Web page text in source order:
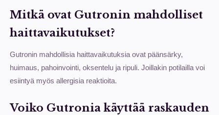
Mitkä ovat Gutronin mahdolliset
haittavaikutukset?
Gutronin mahdollisia haittavaikutuksia ovat päänsärky,
huimaus, pahoinvointi, oksentelu ja ripuli. Joillakin potilailla voi
esiintyä myös allergisia reaktioita.
Voiko Gutronia käyttää raskauden